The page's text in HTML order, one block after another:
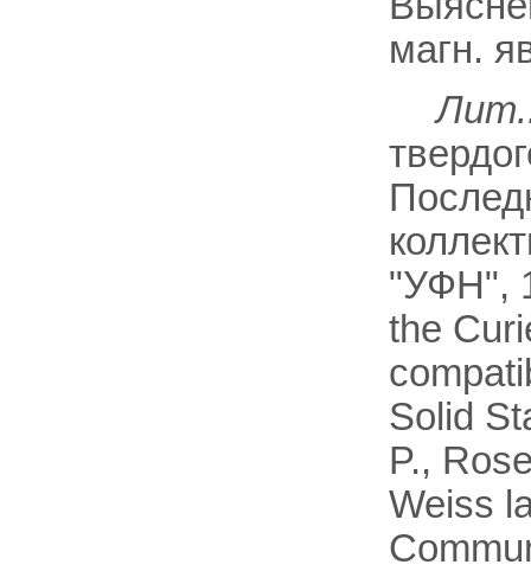
магн.
"УФН",
the
Solid
P.,
Weiss